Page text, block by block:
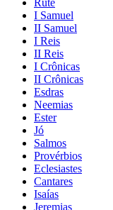
Rute
I Samuel
II Samuel
I Reis
II Reis
I Crônicas
II Crônicas
Esdras
Neemias
Ester
Jó
Salmos
Provérbios
Eclesiastes
Cantares
Isaías
Jeremias